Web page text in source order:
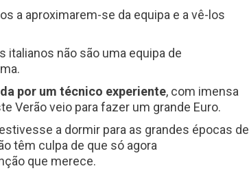
a aproximarem-se da equipa e a vê-los
italianos não são uma equipa de
por um técnico experiente, com imensa
Verão veio para fazer um grande Euro.
a dormir para as grandes épocas de
têm culpa de que só agora
que merece.